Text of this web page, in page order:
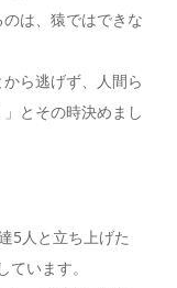
は、猿ではできな
ら逃げず、人間ら
とその時決めまし
5人と立ち上げた
います。